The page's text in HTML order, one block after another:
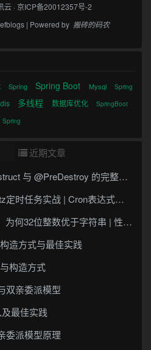
云 ·京ICP备20012357号-2
| Powered by 搬砖的码农
Spring Spring Boot Mysql
Spring
多线程 数据库优化 SpringBoot
Spring
近期文章
与 @PreDestroy 的完整与实战
时任务实战 | Cron表达式详解
32位整数优于字符串 | 性能分析
造方式与最佳实践
构造方式
双亲委派模型
最佳实践
委派模型原理